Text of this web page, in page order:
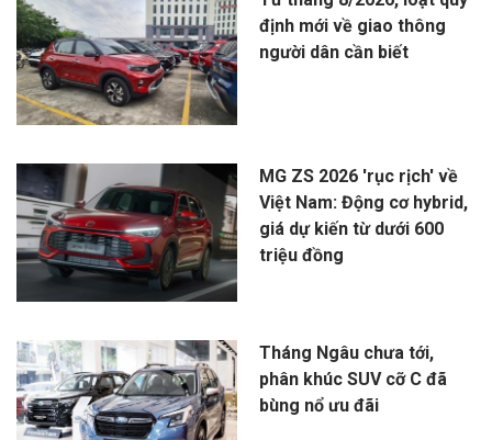
định mới về giao thông
người dân cần biết
MG ZS 2026 'rục rịch' về
Việt Nam: Động cơ hybrid,
giá dự kiến từ dưới 600
triệu đồng
Tháng Ngâu chưa tới,
phân khúc SUV cỡ C đã
bùng nổ ưu đãi